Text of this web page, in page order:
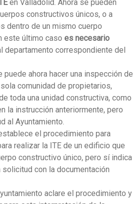
en Valladolid. Ahora se pueden
constructivos únicos, o a
dentro de un mismo cuerpo
este último caso es necesario
departamento correspondiente del
puede ahora hacer una inspección de
comunidad de propietarios,
toda una unidad constructiva, como
la instrucción anteriormente, pero
al Ayuntamiento.
el procedimiento para
realizar la ITE de un edificio que
constructivo único, pero sí indica
con la documentación
aclare el procedimiento y